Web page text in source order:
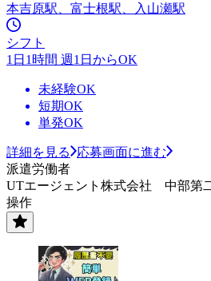
本吉原駅、富士根駅、入山瀬駅
シフト
1日1時間 週1日からOK
未経験OK
短期OK
単発OK
詳細を見る
応募画面に進む
派遣労働者
UTエージェント株式会社 中部第
操作